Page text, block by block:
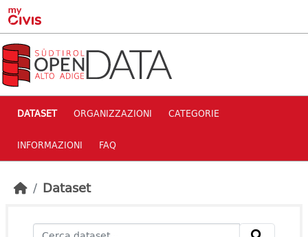
Skip to main content
DATASET ORGANIZZAZIONI CATEGORIE
INFORMAZIONI FAQ
Dataset